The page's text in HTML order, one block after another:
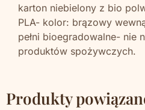
karton niebielony z bio
PLA- kolor: brązowy
pełni bioegradowalne- nie
produktów spożywczych.
Produkty